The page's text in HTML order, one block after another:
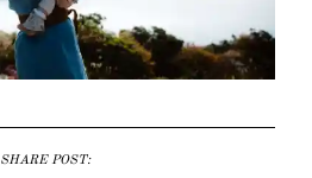
SHARE POST: